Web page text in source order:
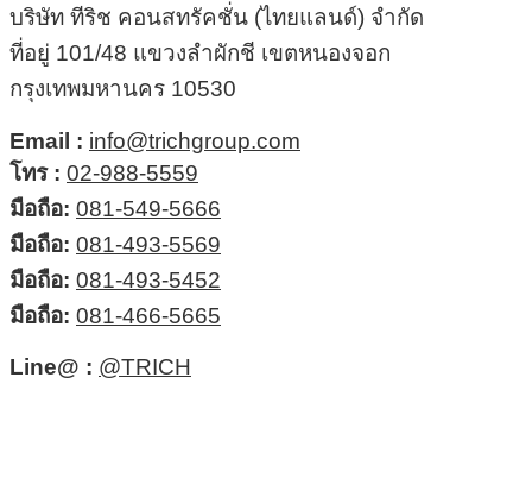
บริษัท ทีริช คอนสทรัคชั่น (ไทยแลนด์) จำกัด
ที่อยู่ 101/48 แขวงลำผักชี เขตหนองจอก
กรุงเทพมหานคร 10530
Email : info@trichgroup.com
โทร : 02-988-5559
มือถือ: 081-549-5666
มือถือ: 081-493-5569
มือถือ: 081-493-5452
มือถือ: 081-466-5665
Line@ : @TRICH